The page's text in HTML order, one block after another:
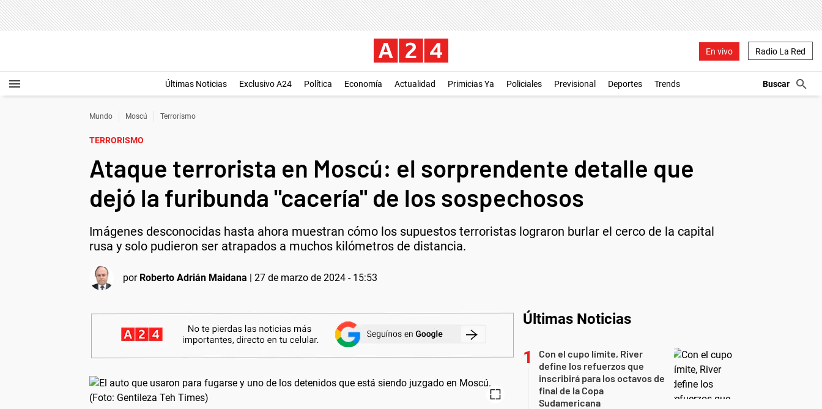
En vivo Radio La Red
Últimas Noticias Exclusivo A24 Política Economía Actualidad Primicias Ya Policiales Previsional Deportes Trends
Mundo Moscú Terrorismo
TERRORISMO
Ataque terrorista en Moscú: el sorprendente detalle que
dejó la furibunda "cacería" de los sospechosos
Imágenes desconocidas hasta ahora muestran cómo los supuestos terroristas lograron burlar el cerco de la capital
rusa y solo pudieron ser atrapados a muchos kilómetros de distancia.
por Roberto Adrián Maidana | 27 de marzo de 2024 - 15:53
Últimas Noticias
Con el cupo límite, River
define los refuerzos que
inscribirá para los octavos de
final de la Copa
Sudamericana